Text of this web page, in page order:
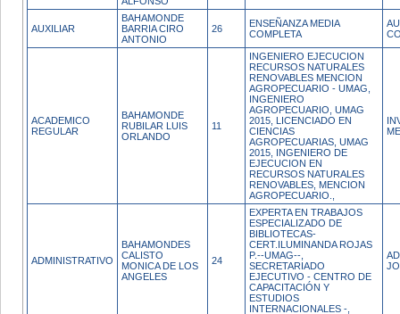
AUXILIAR
BAHAMONDE
BARRIA CIRO
ANTONIO
26
ENSEÑANZA MEDIA
COMPLETA
ACADEMICO
REGULAR
BAHAMONDE
RUBILAR LUIS
ORLANDO
11
INGENIERO EJECUCION
RECURSOS NATURALES
RENOVABLES MENCION
AGROPECUARIO - UMAG,
INGENIERO
AGROPECUARIO, UMAG
2015, LICENCIADO EN
CIENCIAS
AGROPECUARIAS, UMAG
2015, INGENIERO DE
EJECUCION EN
RECURSOS NATURALES
RENOVABLES, MENCION
AGROPECUARIO.,
ADMINISTRATIVO
BAHAMONDES
CALISTO
MONICA DE LOS
ANGELES
24
EXPERTA EN TRABAJOS
ESPECIALIZADO DE
BIBLIOTECAS-
CERT.ILUMINANDA ROJAS
P.--UMAG--,
SECRETARIADO
EJECUTIVO - CENTRO DE
CAPACITACIÓN Y
ESTUDIOS
INTERNACIONALES -,